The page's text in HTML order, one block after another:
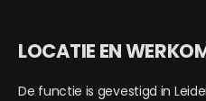
LOCATIE EN
De functie is gevestigd in